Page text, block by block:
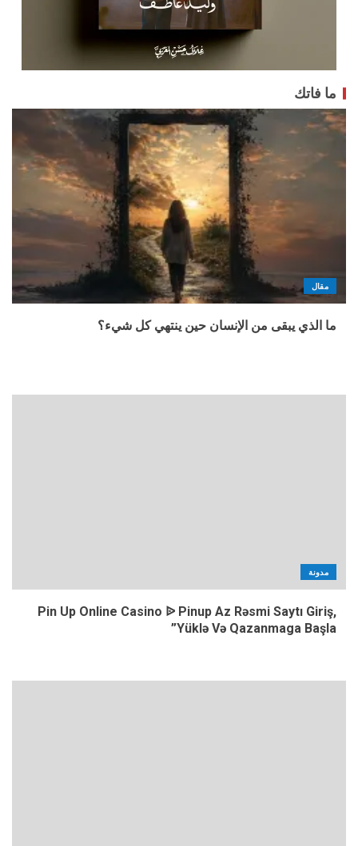
ما فاتك
مقال
ما الذي يبقى من الإنسان حين ينتهي كل شيء؟
مدونة
Pin Up Online Casino ᐉ Pinup Az Rəsmi Saytı Giriş,
Yüklə Və Qazanmaga Başla”